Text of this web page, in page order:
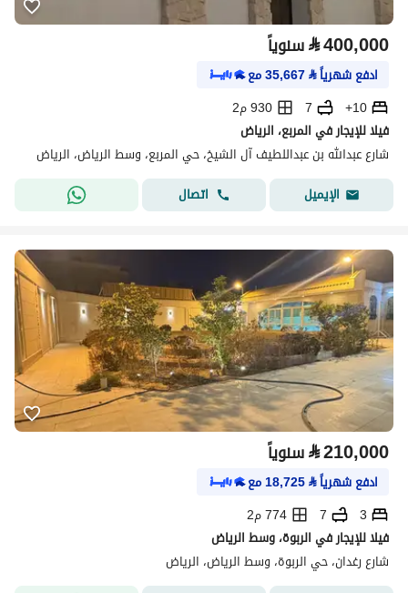
⃁400,000 سنوياً
ادفع شهرياً⃁
35,667مع
10+
7
930 م2
فيلا للإيجار في المربع، الرياض
شارع عبدالله بن عبداللطيف آل الشيخ، حي المربع، وسط الرياض، الرياض
الإيميل
اتصال
⃁210,000 سنوياً
ادفع شهرياً⃁
18,725مع
3
7
774 م2
فيلا للإيجار في الربوة، وسط الرياض
شارع رغدان، حي الربوة، وسط الرياض، الرياض